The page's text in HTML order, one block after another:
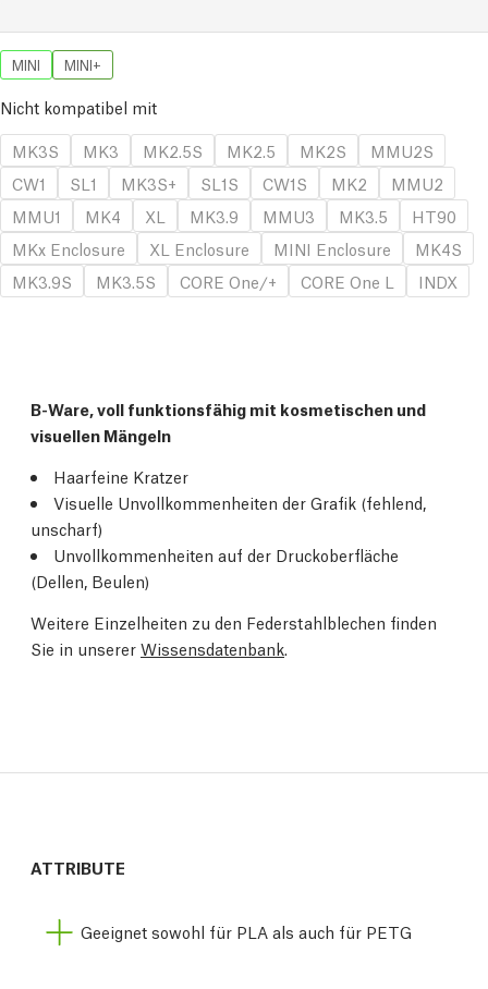
MINI MINI+
Nicht kompatibel mit
MK3S
MK3 MK2.5S MK2.5 MK2S
MMU2S
CW1
SL1 MK3S+ SL1S CW1S MK2
MMU2
MMU1
MK4 XL MK3.9 MMU3 MK3.5
HT90
MKx Enclosure
XL Enclosure MINI Enclosure
MK4S
MK3.9S
MK3.5S CORE One/+ CORE One L INDX
B-Ware, voll funktionsfähig mit kosmetischen und
visuellen Mängeln
Haarfeine Kratzer
Visuelle Unvollkommenheiten der Grafik (fehlend,
unscharf)
Unvollkommenheiten auf der Druckoberfläche
(Dellen, Beulen)
Weitere Einzelheiten zu den Federstahlblechen finden
Sie in unserer Wissensdatenbank.
ATTRIBUTE
Geeignet sowohl für PLA als auch für PETG